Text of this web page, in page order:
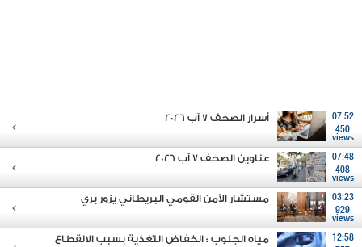
07:52
450
views
أسرار الصحف 7 آب 2026
07:48
408
views
عناوين الصحف 7 آب 2026
03:23
929
views
مستشار الأمن القومي البريطاني يزور بري
12:58
مياه الجنوب : انخفاض التغذية بسبب الانقطاع